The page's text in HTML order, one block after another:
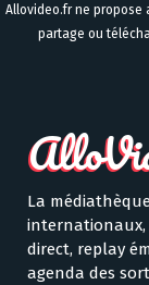
Allovideo.fr ne propose
partage ou
La
internationaux,
direct, replay
agenda des